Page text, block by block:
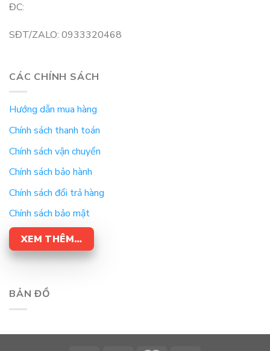
ĐC:
SĐT/ZALO: 0933320468
CÁC CHÍNH SÁCH
Hướng dẫn mua hàng
Chính sách thanh toán
Chính sách vận chuyển
Chính sách bảo hành
Chính sách đổi trả hàng
Chính sách bảo mật
XEM THÊM…
BẢN ĐỒ